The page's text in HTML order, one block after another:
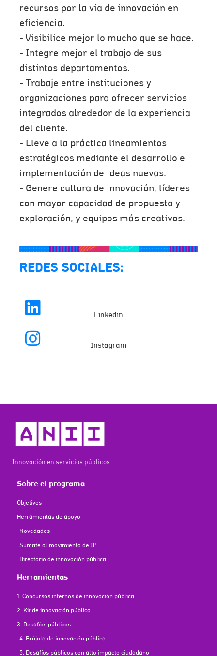
recursos por la vía de innovación en
eficiencia.
- Visibilice mejor lo mucho que se hace.
- Integre mejor el trabajo de sus
distintos departamentos.
- Trabaje entre instituciones y
organizaciones para ofrecer servicios
integrados alrededor de la experiencia
del cliente.
- Lleve a la práctica lineamientos
estratégicos mediante el desarrollo e
implementación de ideas nuevas.
- Genere cultura de innovación, líderes
con mayor capacidad de propuesta y
exploración, y equipos más creativos.
REDES SOCIALES:
Linkedin
Instagram
Innovación en servicios públicos
Sobre el programa
Objetivos
Herramientas de apoyo
Novedades
Sumate al movimiento de IP
Directorio de innovación pública
Herramientas
1. Concursos internos de innovación pública
2. Kit de innovación pública
3. Desafíos públicos
4. Brújula de innovación pública
5. Desafíos públicos con alto impacto ciudadano